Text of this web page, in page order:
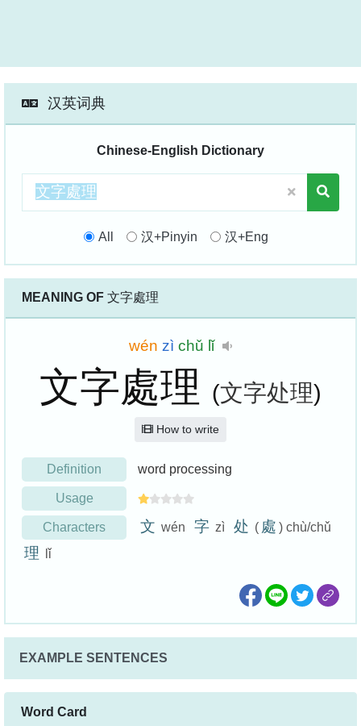
汉英词典
Chinese-English Dictionary
All 汉+Pinyin 汉+Eng
MEANING OF 文字處理
wén zì chǔ lǐ
文字處理 (文字处理)
How to write
Definition word processing
Usage
Characters 文 wén 字 zì 处 ( 處 ) chù/chǔ
理 lǐ
EXAMPLE SENTENCES
Word Card